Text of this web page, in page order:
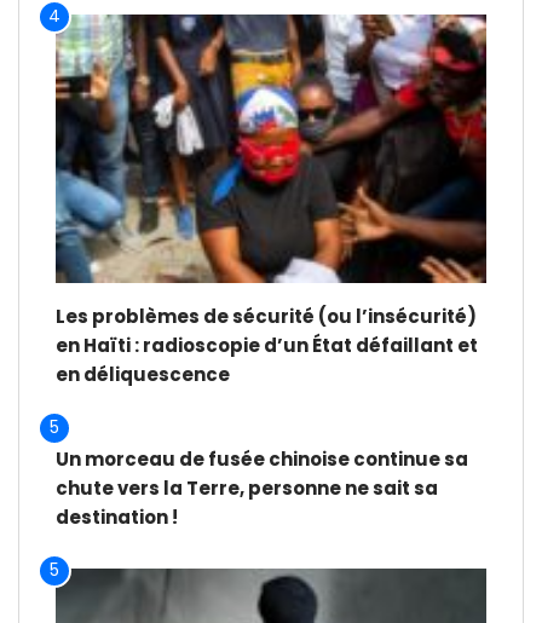
4
Les problèmes de sécurité (ou l’insécurité)
en Haïti : radioscopie d’un État défaillant et
en déliquescence
5
Un morceau de fusée chinoise continue sa
chute vers la Terre, personne ne sait sa
destination !
5